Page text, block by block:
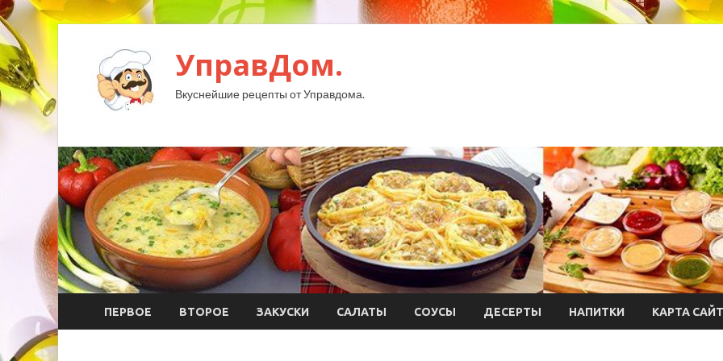
УправДом.
Вкуснейшие рецепты от Управдома.
ПЕРВОЕ ВТОРОЕ ЗАКУСКИ САЛАТЫ СОУСЫ ДЕСЕРТЫ НАПИТКИ КАРТА